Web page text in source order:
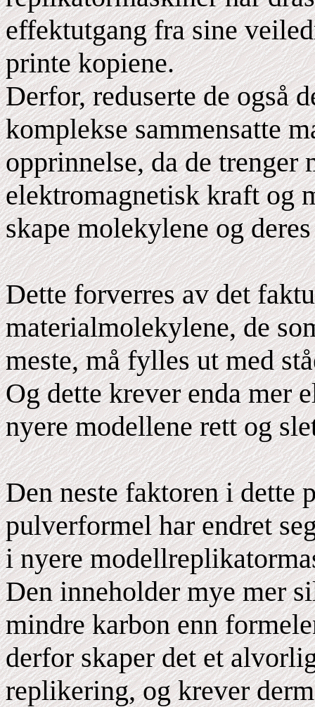
effektutgang fra sine
printe kopiene.
Derfor, reduserte de også
komplekse sammensatte
opprinnelse, da de trenger
elektromagnetisk kraft og
skape molekylene og
Dette forverres av det
materialmolekylene, de
meste, må fylles ut med
Og dette krever enda mer
nyere modellene rett og
Den neste faktoren i dette
pulverformel har endret
i nyere
Den inneholder mye mer
mindre karbon enn
derfor skaper det et
replikering, og krever